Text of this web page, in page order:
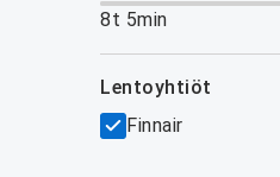
8t 5min
lentoyhtiöt
Finnair